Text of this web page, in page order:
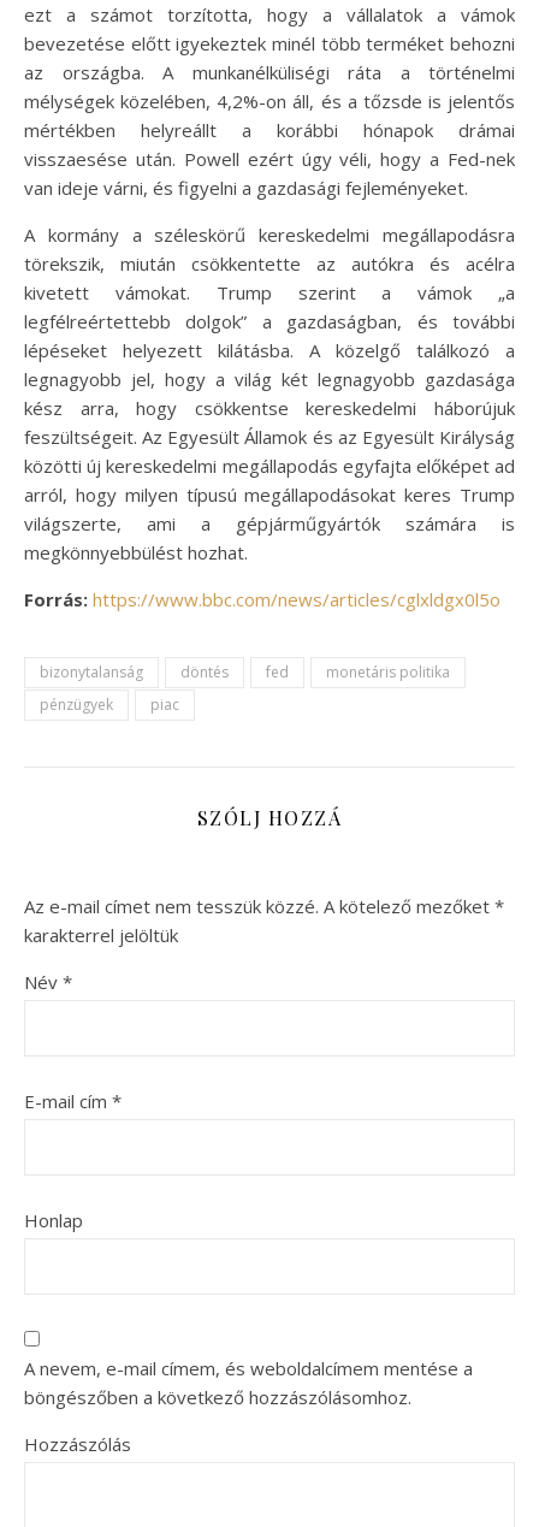
ezt a számot torzította, hogy a vállalatok a vámok
bevezetése előtt igyekeztek minél több terméket behozni
az országba. A munkanélküliségi ráta a történelmi
mélységek közelében, 4,2%-on áll, és a tőzsde is jelentős
mértékben helyreállt a korábbi hónapok drámai
visszaesése után. Powell ezért úgy véli, hogy a Fed-nek
van ideje várni, és figyelni a gazdasági fejleményeket.
A kormány a széleskörű kereskedelmi megállapodásra
törekszik, miután csökkentette az autókra és acélra
kivetett vámokat. Trump szerint a vámok „a
legfélreértettebb dolgok” a gazdaságban, és további
lépéseket helyezett kilátásba. A közelgő találkozó a
legnagyobb jel, hogy a világ két legnagyobb gazdasága
kész arra, hogy csökkentse kereskedelmi háborújuk
feszültségeit. Az Egyesült Államok és az Egyesült Királyság
közötti új kereskedelmi megállapodás egyfajta előképet ad
arról, hogy milyen típusú megállapodásokat keres Trump
világszerte, ami a gépjárműgyártók számára is
megkönnyebbülést hozhat.
Forrás: https://www.bbc.com/news/articles/cglxldgx0l5o
bizonytalanság döntés fed
monetáris politika
pénzügyek
piac
SZÓLJ HOZZÁ
Az e-mail címet nem tesszük közzé. A kötelező mezőket *
karakterrel jelöltük
Név *
E-mail cím *
Honlap
A nevem, e-mail címem, és weboldalcímem mentése a
böngészőben a következő hozzászólásomhoz.
Hozzászólás